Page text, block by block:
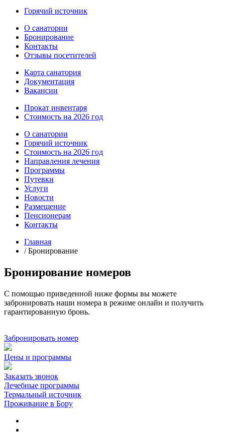
Горячий источник
О санатории
Бронирование
Контакты
Отзывы посетителей
Карта санатория
Документация
Вакансии
Прокат инвентаря
Стоимость на 2026 год
О санатории
Горячий источник
Стоимость на 2026 год
Направления лечения
Программы
Путевки
Услуги
Новости
Размещение
Пенсионерам
Контакты
Главная
/Бронирование
Бронирование номеров
С помощью приведенной ниже формы вы можете
забронировать наши номера в режиме онлайн и получить
гарантированную бронь.
Забронировать номер
Цены и программы
Заказать звонок
Лечебные программы
Термальный источник
Проживание в Бору